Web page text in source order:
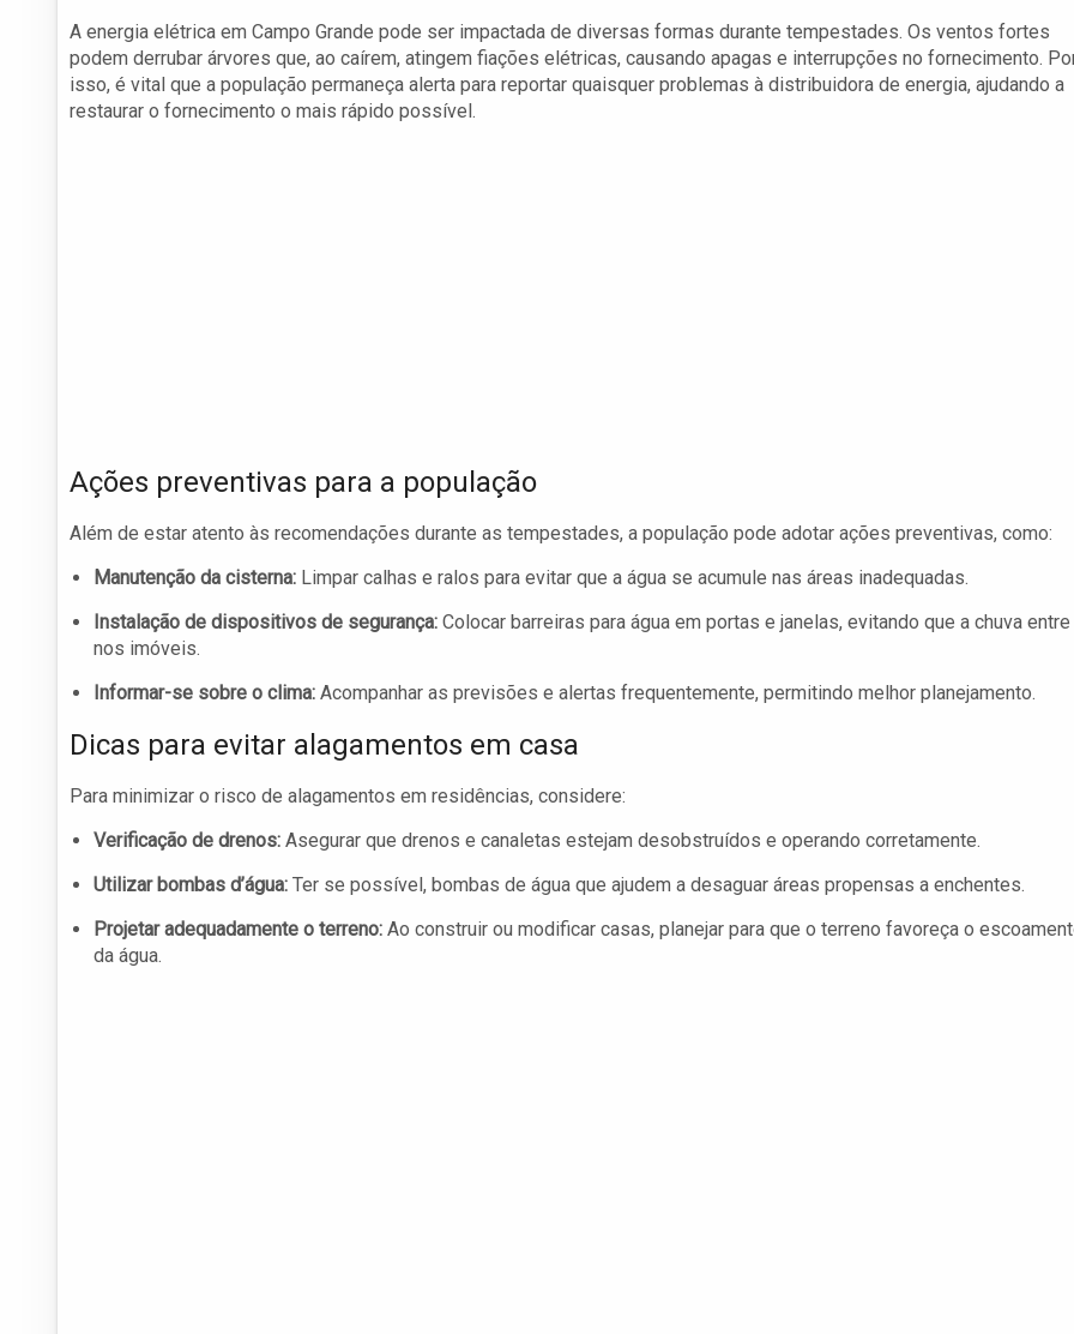
A energia elétrica em Campo Grande pode ser impactada de diversas formas durante tempestades. Os ventos fortes
podem derrubar árvores que, ao caírem, atingem fiações elétricas, causando apagas e interrupções no fornecimento.
isso, é vital que a população permaneça alerta para reportar quaisquer problemas à distribuidora de energia, ajudando a
restaurar o fornecimento o mais rápido possível.
Ações preventivas para a população
Além de estar atento às recomendações durante as tempestades, a população pode adotar ações preventivas, como:
Manutenção da cisterna: Limpar calhas e ralos para evitar que a água se acumule nas áreas inadequadas.
Instalação de dispositivos de segurança: Colocar barreiras para água em portas e janelas, evitando que a chuva entre
nos imóveis.
Informar-se sobre o clima: Acompanhar as previsões e alertas frequentemente, permitindo melhor planejamento.
Dicas para evitar alagamentos em casa
Para minimizar o risco de alagamentos em residências, considere:
Verificação de drenos: Asegurar que drenos e canaletas estejam desobstruídos e operando corretamente.
Utilizar bombas d’água: Ter se possível, bombas de água que ajudem a desaguar áreas propensas a enchentes.
Projetar adequadamente o terreno: Ao construir ou modificar casas, planejar para que o terreno favoreça o
da água.